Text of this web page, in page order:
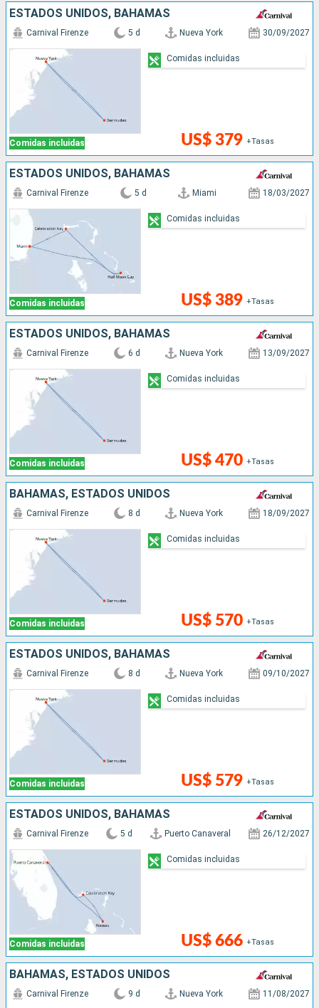
ESTADOS UNIDOS, BAHAMAS
Comidas incluidas
Carnival Firenze 5 d Nueva York 30/09/2027
US$ 379 +Tasas
Comidas incluidas
ESTADOS UNIDOS, BAHAMAS
Comidas incluidas
Carnival Firenze 5 d Miami 18/03/2027
US$ 389 +Tasas
Comidas incluidas
ESTADOS UNIDOS, BAHAMAS
Comidas incluidas
Carnival Firenze 6 d Nueva York 13/09/2027
US$ 470 +Tasas
Comidas incluidas
BAHAMAS, ESTADOS UNIDOS
Comidas incluidas
Carnival Firenze 8 d Nueva York 18/09/2027
US$ 570 +Tasas
Comidas incluidas
ESTADOS UNIDOS, BAHAMAS
Comidas incluidas
Carnival Firenze 8 d Nueva York 09/10/2027
US$ 579 +Tasas
Comidas incluidas
ESTADOS UNIDOS, BAHAMAS
Comidas incluidas
Carnival Firenze 5 d Puerto Canaveral 26/12/2027
US$ 666 +Tasas
Comidas incluidas
BAHAMAS, ESTADOS UNIDOS
Carnival Firenze 9 d Nueva York 11/08/2027